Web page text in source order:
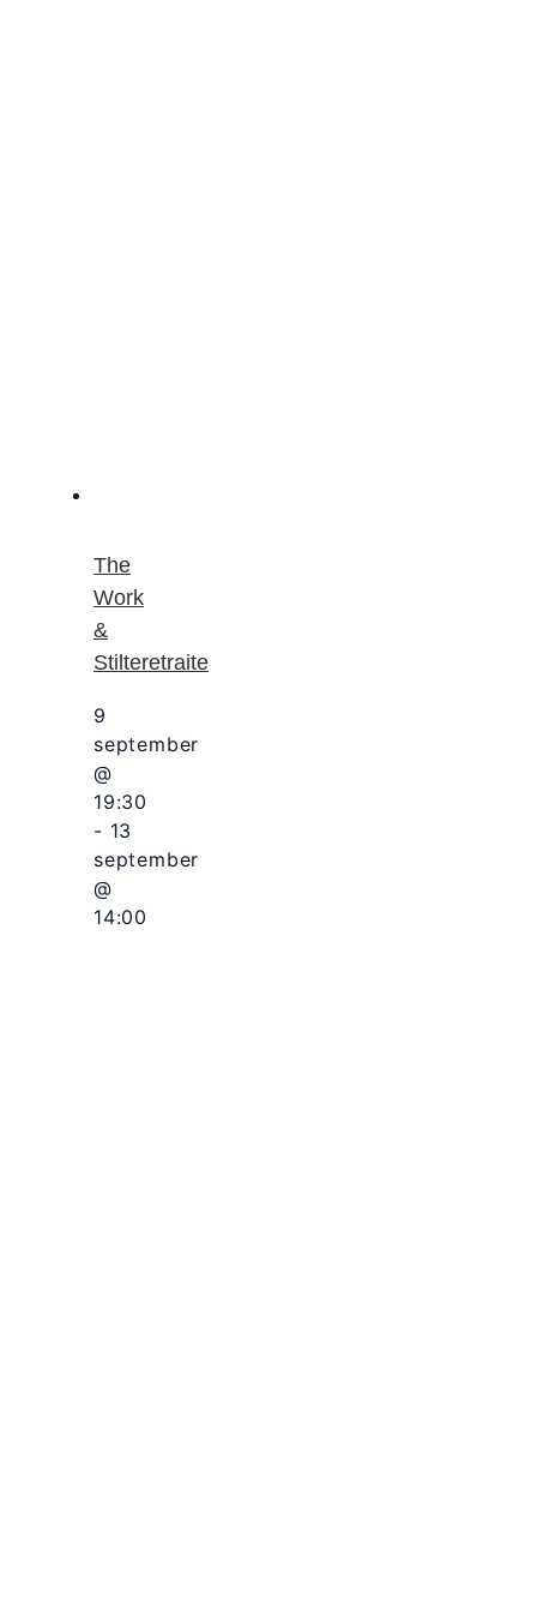
The
Work
&
Stilteretraite
9
september
@
19:30
- 13
september
@
14:00